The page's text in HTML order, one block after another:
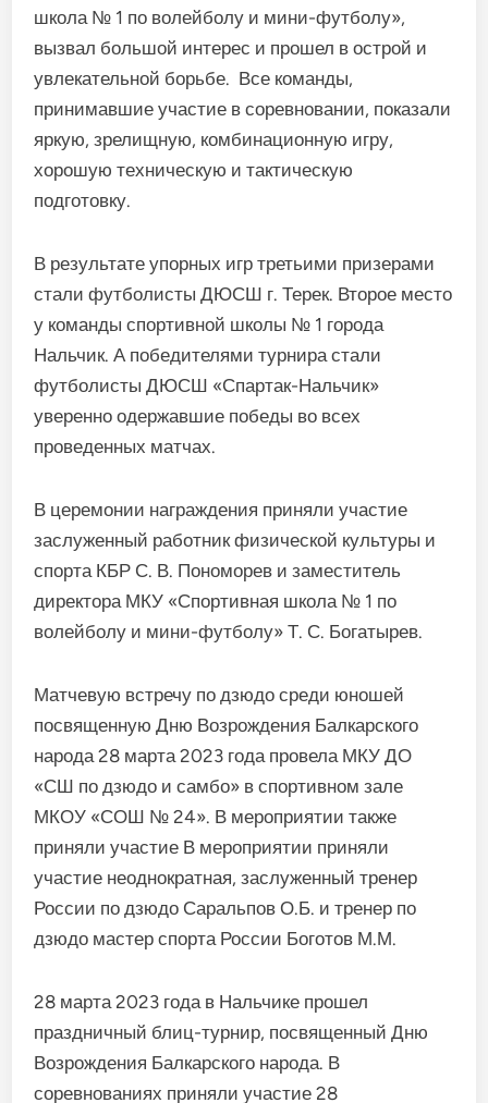
школа № 1 по волейболу и мини-футболу»,
вызвал большой интерес и прошел в острой и
увлекательной борьбе. Все команды,
принимавшие участие в соревновании, показали
яркую, зрелищную, комбинационную игру,
хорошую техническую и тактическую
подготовку.
В результате упорных игр третьими призерами
стали футболисты ДЮСШ г. Терек. Второе место
у команды спортивной школы № 1 города
Нальчик. А победителями турнира стали
футболисты ДЮСШ «Спартак-Нальчик»
уверенно одержавшие победы во всех
проведенных матчах.
В церемонии награждения приняли участие
заслуженный работник физической культуры и
спорта КБР С. В. Пономорев и заместитель
директора МКУ «Спортивная школа № 1 по
волейболу и мини-футболу» Т. С. Богатырев.
Матчевую встречу по дзюдо среди юношей
посвященную Дню Возрождения Балкарского
народа 28 марта 2023 года провела МКУ ДО
«СШ по дзюдо и самбо» в спортивном зале
МКОУ «СОШ № 24». В мероприятии также
приняли участие В мероприятии приняли
участие неоднократная, заслуженный тренер
России по дзюдо Саральпов О.Б. и тренер по
дзюдо мастер спорта России Боготов М.М.
28 марта 2023 года в Нальчике прошел
праздничный блиц-турнир, посвященный Дню
Возрождения Балкарского народа. В
соревнованиях приняли участие 28